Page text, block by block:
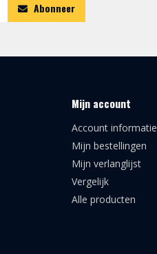
Abonneer
Mijn account
Account informatie
Mijn bestellingen
Mijn verlanglijst
Vergelijk
Alle producten